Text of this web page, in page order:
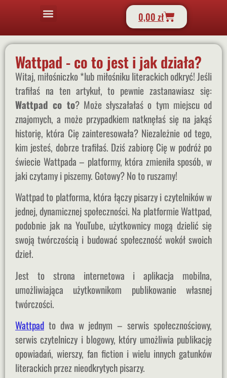
0,00zł
Wattpad - co to jest i jak działa?
Witaj, miłośniczko *lub miłośniku literackich odkryć! Jeśli
trafiłaś na ten artykuł, to pewnie zastanawiasz się:
Wattpad co to? Może słyszałałaś o tym miejscu od
znajomych, a może przypadkiem natknęłaś się na jakąś
historię, która Cię zainteresowała? Niezależnie od tego,
kim jesteś, dobrze trafiłaś. Dziś zabiorę Cię w podróż po
świecie Wattpada – platformy, która zmieniła sposób, w
jaki czytamy i piszemy. Gotowy? No to ruszamy!
Wattpad to platforma, która łączy pisarzy i czytelników w
jednej, dynamicznej społeczności. Na platformie Wattpad,
podobnie jak na YouTube, użytkownicy mogą dzielić się
swoją twórczością i budować społeczność wokół swoich
dzieł.
Jest to strona internetowa i aplikacja mobilna,
umożliwiająca użytkownikom publikowanie własnej
twórczości.
Wattpad to dwa w jednym – serwis społecznościowy,
serwis czytelniczy i blogowy, który umożliwia publikację
opowiadań, wierszy, fan fiction i wielu innych gatunków
literackich przez nieodkrytych pisarzy.